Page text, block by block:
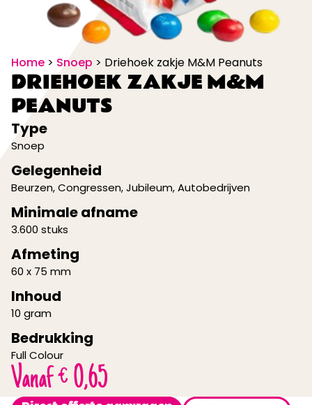
Home > Snoep > Driehoek zakje M&M Peanuts
DRIEHOEK ZAKJE M&M
PEANUTS
Type
Snoep
Gelegenheid
Beurzen,Congressen,Jubileum,Autobedrijven
Minimale afname
3.600 stuks
Afmeting
60 x 75 mm
Inhoud
10 gram
Bedrukking
Full Colour
Vanaf€0,65